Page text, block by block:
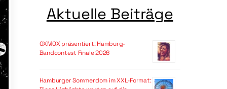
Aktuelle Beiträge
OXMOX präsentiert: Hamburg-
Bandcontest Finale 2026
Hamburger Sommerdom im XXL-Format: